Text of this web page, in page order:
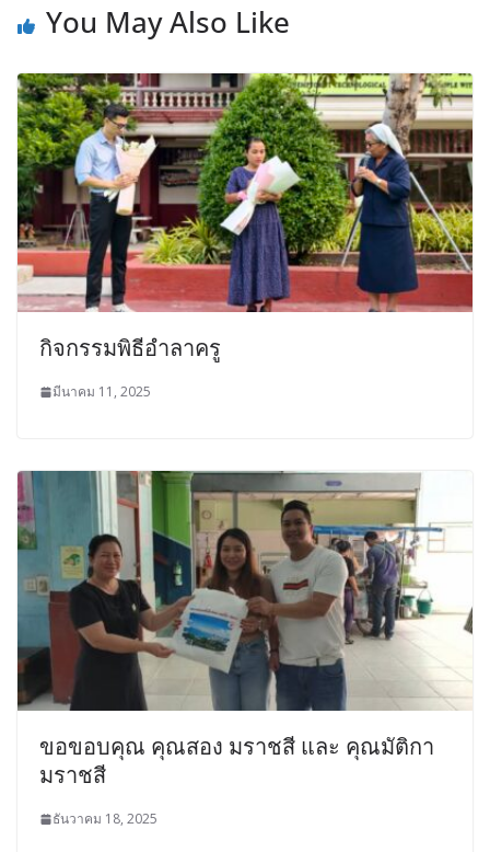
You May Also Like
กิจกรรมพิธีอำลาครู
มีนาคม 11, 2025
ขอขอบคุณ คุณสอง มราชสี และ คุณมัติกา
มราชสี
ธันวาคม 18, 2025